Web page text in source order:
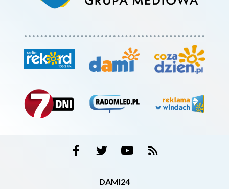
DAMI24